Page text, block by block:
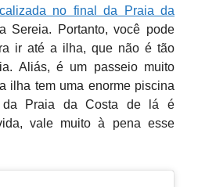
no final da Praia da
Sereia. Portanto, você pode
ir até a ilha, que não é tão
Aliás, é um passeio muito
ilha tem uma enorme piscina
Praia da Costa de lá é
vale muito à pena esse